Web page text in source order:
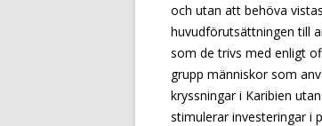
och utan att behöva
huvudförutsättningen till
som de trivs med enligt
grupp människor som
kryssningar i Karibien
stimulerar investeringar i